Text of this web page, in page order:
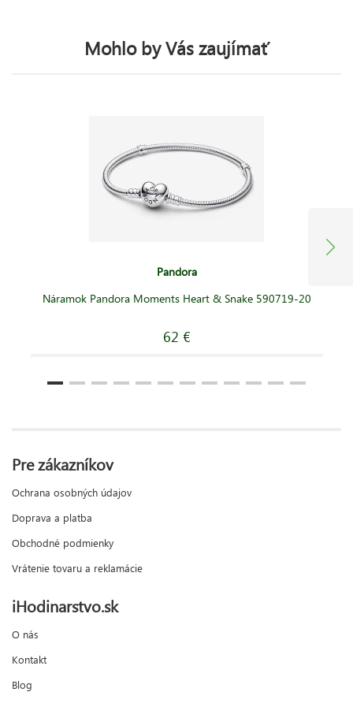
Mohlo by Vás zaujímať
Pandora
Náramok Pandora Moments Heart & Snake 590719-20
62 €
Pre zákazníkov
Ochrana osobných údajov
Doprava a platba
Obchodné podmienky
Vrátenie tovaru a reklamácie
iHodinarstvo.sk
O nás
Kontakt
Blog